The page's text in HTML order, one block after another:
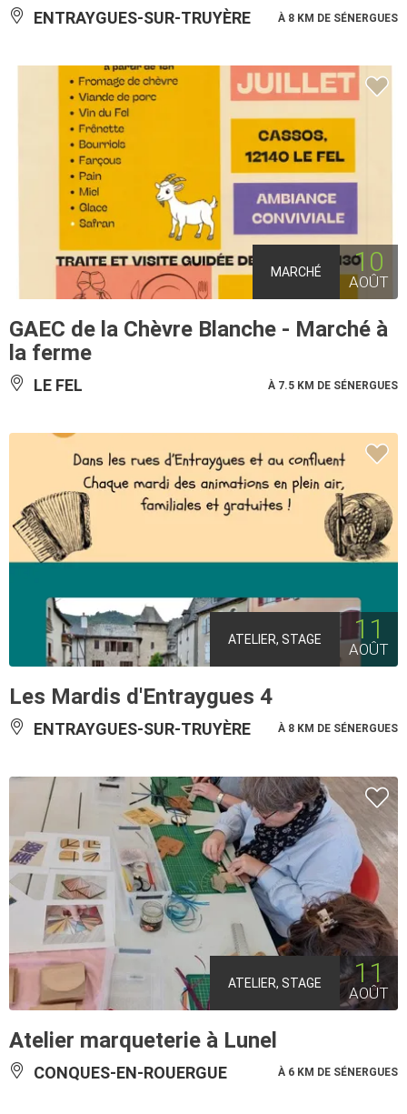
ENTRAYGUES-SUR-TRUYÈRE À 8 KM DE SÉNERGUES
MARCHÉ 10
AOÛT
GAEC de la Chèvre Blanche - Marché à
la ferme
LE FEL À 7.5 KM DE SÉNERGUES
ATELIER, STAGE 11
AOÛT
Les Mardis d'Entraygues 4
ENTRAYGUES-SUR-TRUYÈRE À 8 KM DE SÉNERGUES
ATELIER, STAGE 11
AOÛT
Atelier marqueterie à Lunel
CONQUES-EN-ROUERGUE À 6 KM DE SÉNERGUES